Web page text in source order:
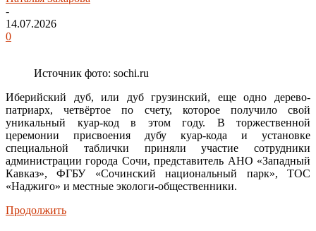
-
14.07.2026
0
Источник фото: sochi.ru
Иберийский дуб, или дуб грузинский, еще одно дерево-
патриарх, четвёртое по счету, которое получило свой
уникальный куар-код в этом году. В торжественной
церемонии присвоения дубу куар-кода и установке
специальной таблички приняли участие сотрудники
администрации города Сочи, представитель АНО «Западный
Кавказ», ФГБУ «Сочинский национальный парк», ТОС
«Наджиго» и местные экологи-общественники.
Продолжить